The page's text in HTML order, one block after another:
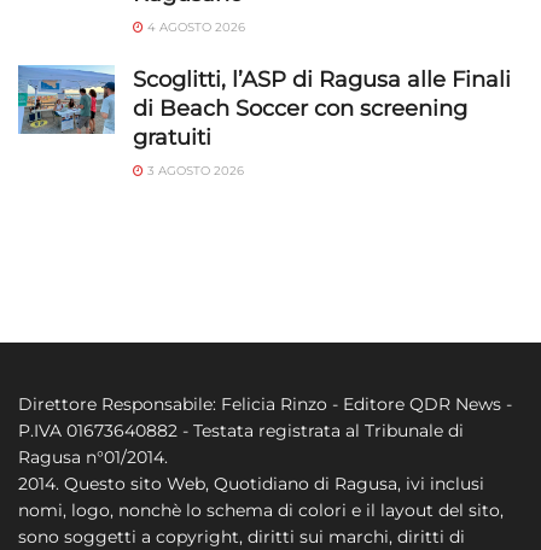
4 AGOSTO 2026
Scoglitti, l’ASP di Ragusa alle Finali
di Beach Soccer con screening
gratuiti
3 AGOSTO 2026
Direttore Responsabile: Felicia Rinzo - Editore QDR News -
P.IVA 01673640882 - Testata registrata al Tribunale di
Ragusa n°01/2014.
2014. Questo sito Web, Quotidiano di Ragusa, ivi inclusi
nomi, logo, nonchè lo schema di colori e il layout del sito,
sono soggetti a copyright, diritti sui marchi, diritti di